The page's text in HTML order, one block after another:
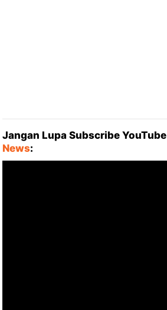
Jangan Lupa Subscribe YouTube
News: